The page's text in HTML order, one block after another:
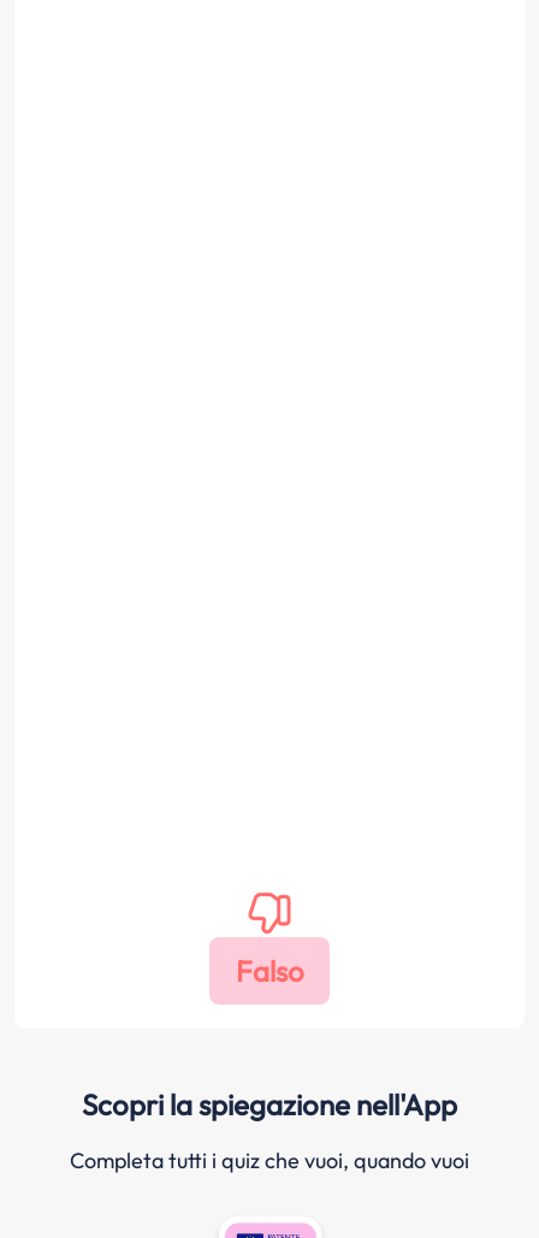
Scopri la spiegazione nell'App
Completa tutti i quiz che vuoi, quando vuoi